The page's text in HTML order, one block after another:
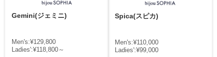
Gemini(ジェミニ)
Men's:¥129,800
Ladies':¥118,800～
Spica(スピカ)
Men's:¥110,000
Ladies':¥99,000